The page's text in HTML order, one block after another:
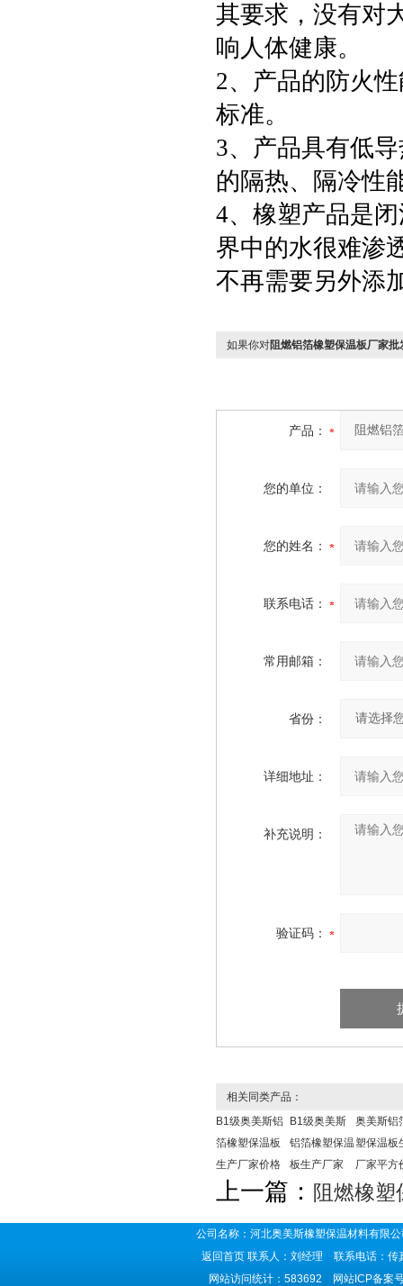
其要求，没有对
响人体健康。
2、产品的防火
标准。
3、产品具有低
的隔热、隔冷性
4、橡塑产品是
界中的水很难渗
不再需要另外添
如果你对阻燃铝箔橡塑保温板厂家批
产品：
您的单位：
您的姓名：
联系电话：
常用邮箱：
省份：
详细地址：
补充说明：
验证码：
相关同类产品：
B1级奥美斯铝
箔橡塑保温板
生产厂家价格
B1级奥美斯
铝箔橡塑保温
板生产厂家
奥美斯铝
塑保温板
厂家平方
上一篇： 阻燃橡塑
公司名称：河北奥美斯橡塑保温材料有
返回首页 联系人：刘经理 联系电话：
网站访问统计：583692 网站ICP备案